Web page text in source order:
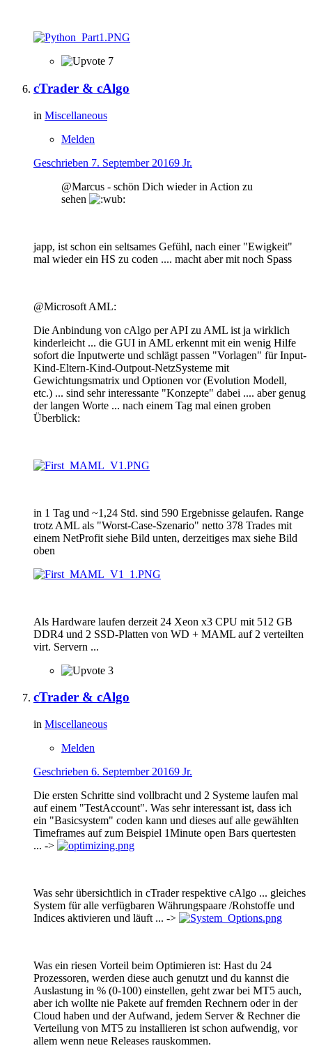
7
cTrader & cAlgo
in Miscellaneous
Melden
Geschrieben 7. September 20169 Jr.
@Marcus - schön Dich wieder in Action zu
sehen
japp, ist schon ein seltsames Gefühl, nach einer "Ewigkeit"
mal wieder ein HS zu coden .... macht aber mit noch Spass
@Microsoft AML:
Die Anbindung von cAlgo per API zu AML ist ja wirklich
kinderleicht ... die GUI in AML erkennt mit ein wenig Hilfe
sofort die Inputwerte und schlägt passen "Vorlagen" für Input-
Kind-Eltern-Kind-Outpout-NetzSysteme mit
Gewichtungsmatrix und Optionen vor (Evolution Modell,
etc.) ... sind sehr interessante "Konzepte" dabei .... aber genug
der langen Worte ... nach einem Tag mal einen groben
Überblick:
in 1 Tag und ~1,24 Std. sind 590 Ergebnisse gelaufen. Range
trotz AML als "Worst-Case-Szenario" netto 378 Trades mit
einem NetProfit siehe Bild unten, derzeitiges max siehe Bild
oben
Als Hardware laufen derzeit 24 Xeon x3 CPU mit 512 GB
DDR4 und 2 SSD-Platten von WD + MAML auf 2 verteilten
virt. Servern ...
3
cTrader & cAlgo
in Miscellaneous
Melden
Geschrieben 6. September 20169 Jr.
Die ersten Schritte sind vollbracht und 2 Systeme laufen mal
auf einem "TestAccount". Was sehr interessant ist, dass ich
ein "Basicsystem" coden kann und dieses auf alle gewählten
Timeframes auf zum Beispiel 1Minute open Bars quertesten
... ->
Was sehr übersichtlich in cTrader respektive cAlgo ... gleiches
System für alle verfügbaren Währungspaare /Rohstoffe und
Indices aktivieren und läuft ... ->
Was ein riesen Vorteil beim Optimieren ist: Hast du 24
Prozessoren, werden diese auch genutzt und du kannst die
Auslastung in % (0-100) einstellen, geht zwar bei MT5 auch,
aber ich wollte nie Pakete auf fremden Rechnern oder in der
Cloud haben und der Aufwand, jedem Server & Rechner die
Verteilung von MT5 zu installieren ist schon aufwendig, vor
allem wenn neue Releases rauskommen.